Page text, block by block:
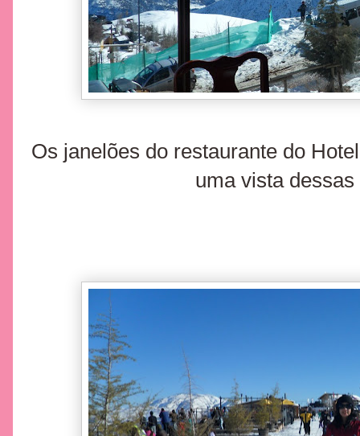
Os janelões do restaurante do
uma vista